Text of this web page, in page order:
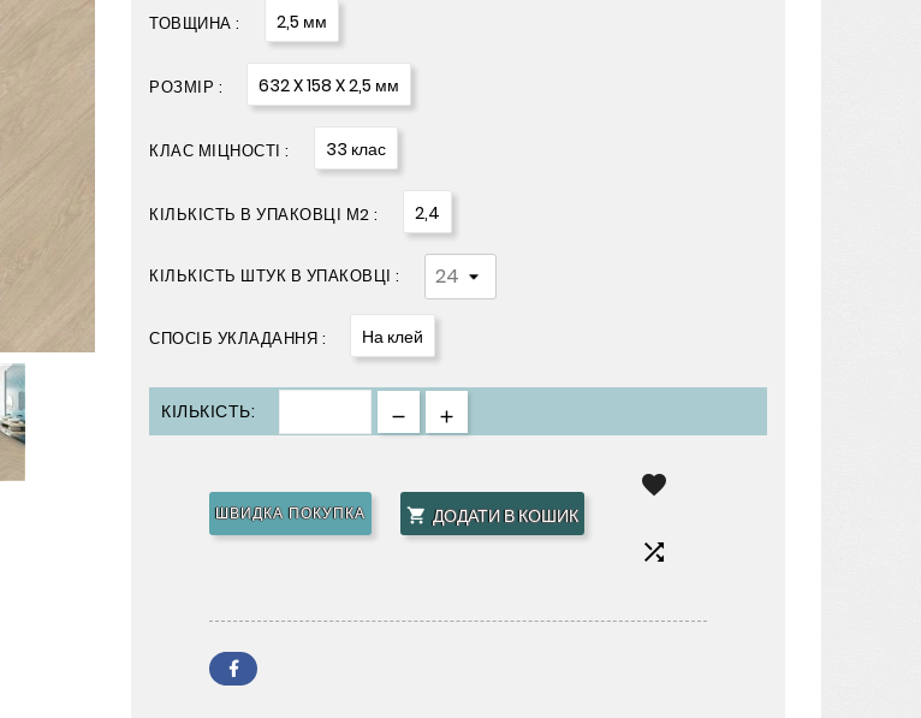
ТОВЩИНА : 2,5 мм
РОЗМІР : 632 X 158 X 2,5 мм
КЛАС МІЦНОСТІ : 33 клас
КІЛЬКІСТЬ В УПАКОВЦІ М2 : 2,4
КІЛЬКІСТЬ ШТУК В УПАКОВЦІ :
СПОСІБ УКЛАДАННЯ : На клей
КІЛЬКІСТЬ:
 ДОДАТИ В КОШИК
ШВИДКА ПОКУПКА

